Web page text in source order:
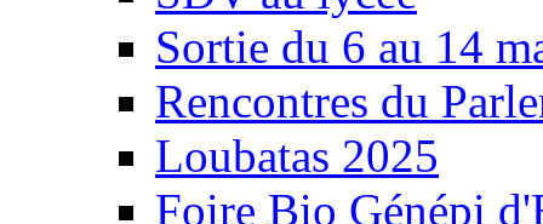
Sortie du 6 au 14
Rencontres du
Loubatas 2025
Foire Bio Génépi